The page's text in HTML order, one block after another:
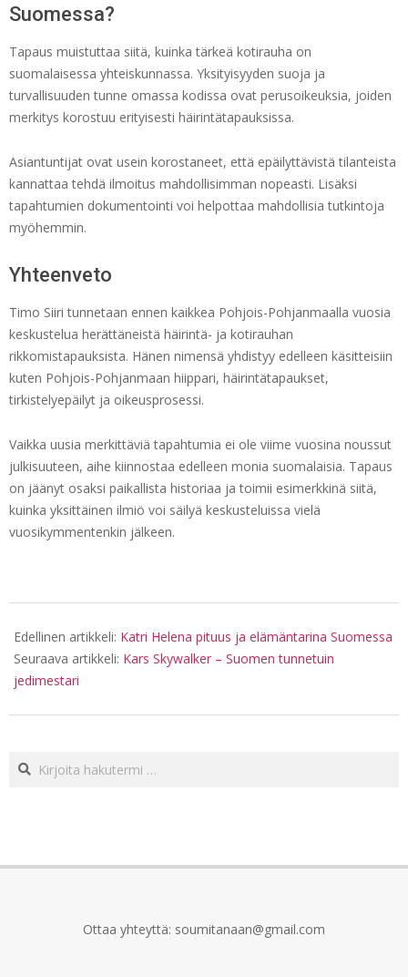
Suomessa?
Tapaus muistuttaa siitä, kuinka tärkeä kotirauha on
suomalaisessa yhteiskunnassa. Yksityisyyden suoja ja
turvallisuuden tunne omassa kodissa ovat perusoikeuksia, joiden
merkitys korostuu erityisesti häirintätapauksissa.
Asiantuntijat ovat usein korostaneet, että epäilyttävistä tilanteista
kannattaa tehdä ilmoitus mahdollisimman nopeasti. Lisäksi
tapahtumien dokumentointi voi helpottaa mahdollisia tutkintoja
myöhemmin.
Yhteenveto
Timo Siiri tunnetaan ennen kaikkea Pohjois-Pohjanmaalla vuosia
keskustelua herättäneistä häirintä- ja kotirauhan
rikkomistapauksista. Hänen nimensä yhdistyy edelleen käsitteisiin
kuten Pohjois-Pohjanmaan hiippari, häirintätapaukset,
tirkistelyepäilyt ja oikeusprosessi.
Vaikka uusia merkittäviä tapahtumia ei ole viime vuosina noussut
julkisuuteen, aihe kiinnostaa edelleen monia suomalaisia. Tapaus
on jäänyt osaksi paikallista historiaa ja toimii esimerkkinä siitä,
kuinka yksittäinen ilmiö voi säilyä keskusteluissa vielä
vuosikymmentenkin jälkeen.
06-
17
Edellinen artikkeli: Katri Helena pituus ja elämäntarina Suomessa
Seuraava artikkeli: Kars Skywalker – Suomen tunnetuin
jedimestari
Haku:
Ottaa yhteyttä: soumitanaan@gmail.com